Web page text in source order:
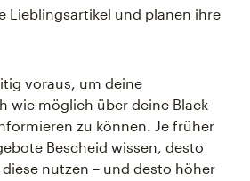
Lieblingsartikel und planen ihre
voraus, um deine
wie möglich über deine Black-
zu können. Je früher
Bescheid wissen, desto
nutzen – und desto höher